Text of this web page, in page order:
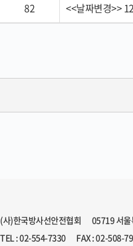
82 <<날짜변경>>
(사)한국방사선안전협회
05719 서울
TEL : 02-554-7330
FAX : 02-508-